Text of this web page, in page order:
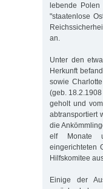
lebende
"staatenlose
an.
Unter den
Herkunft
sowie
(geb.
geholt und
abtransportiert
die
elf Monate
eingerichteten
Hilfskomitee
Einige der